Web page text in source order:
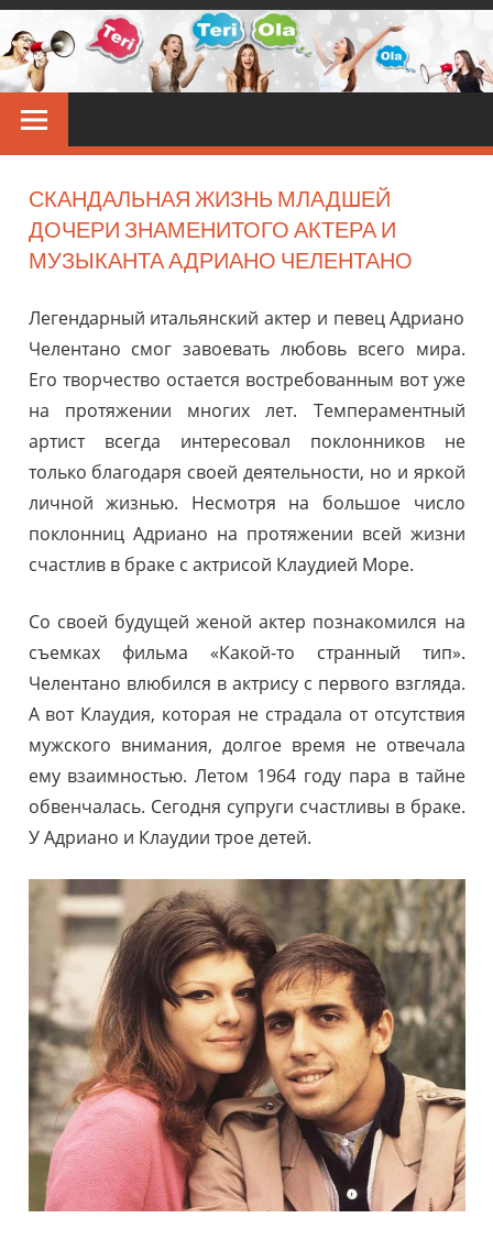
Перейти
к
контенту
Звёздные
новости
СКАНДАЛЬНАЯ ЖИЗНЬ МЛАДШЕЙ
ДОЧЕРИ ЗНАМЕНИТОГО АКТЕРА И
МУЗЫКАНТА АДРИАНО ЧЕЛЕНТАНО
Легендарный итальянский актер и певец Адриано
Челентано смог завоевать любовь всего мира.
Его творчество остается востребованным вот уже
на протяжении многих лет. Темпераментный
артист всегда интересовал поклонников не
только благодаря своей деятельности, но и яркой
личной жизнью. Несмотря на большое число
поклонниц Адриано на протяжении всей жизни
счастлив в браке с актрисой Клаудией Море.
Со своей будущей женой актер познакомился на
съемках фильма «Какой-то странный тип».
Челентано влюбился в актрису с первого взгляда.
А вот Клаудия, которая не страдала от отсутствия
мужского внимания, долгое время не отвечала
ему взаимностью. Летом 1964 году пара в тайне
обвенчалась. Сегодня супруги счастливы в браке.
У Адриано и Клаудии трое детей.